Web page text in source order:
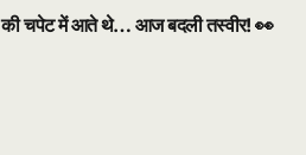
की चपेट में आते थे… आज बदली तस्वीर! 👀